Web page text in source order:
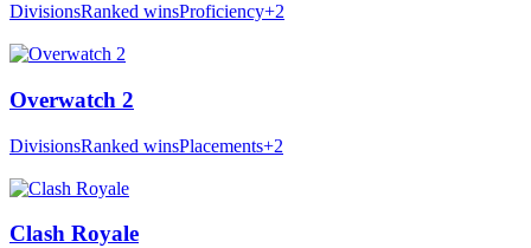
DivisionsRanked winsProficiency+2
Overwatch 2
DivisionsRanked winsPlacements+2
Clash Royale